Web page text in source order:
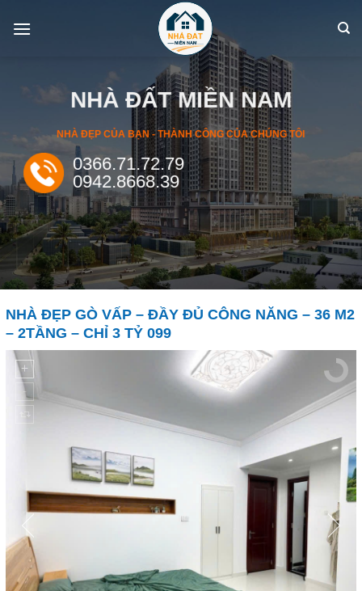
NHÀ ĐẤT MIỀN NAM
NHÀ ĐẸP CỦA BẠN - THÀNH CÔNG CỦA CHÚNG TÔI
0366.71.72.79
0942.8668.39
NHÀ ĐẸP GÒ VẤP – ĐẦY ĐỦ CÔNG NĂNG – 36 M2
– 2TẦNG – CHỈ 3 TỶ 099